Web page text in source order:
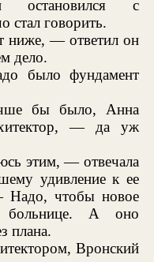
остановился с
стал говорить.
ниже, — ответил он
дело.
было фундамент
бы было, Анна
— да уж
этим, — отвечала
удивление к ее
Надо, чтобы новое
больнице. А оно
плана.
Вронский